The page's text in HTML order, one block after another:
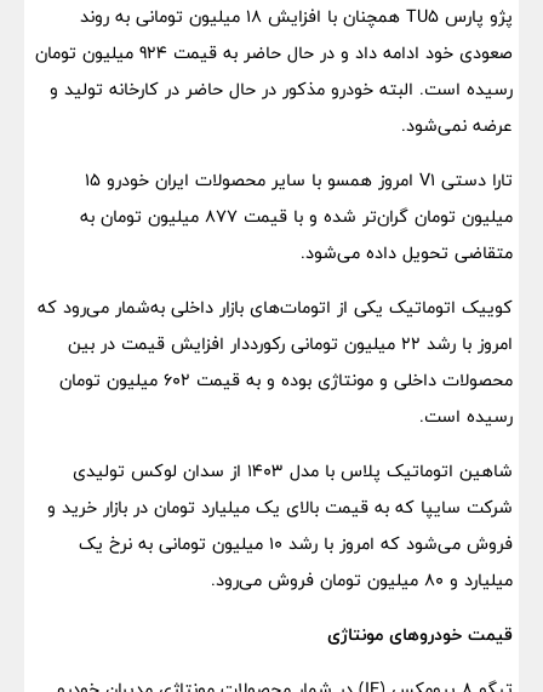
پژو پارس TU5 همچنان با افزایش 18 میلیون تومانی به روند
صعودی خود ادامه داد و در حال حاضر به قیمت 924 میلیون تومان
رسیده است. البته خودرو مذکور در حال حاضر در کارخانه تولید و
عرضه نمی‌شود.
تارا دستی V1 امروز همسو با سایر محصولات ایران خودرو 15
میلیون تومان گران‌تر شده و با قیمت 877 میلیون تومان به
متقاضی تحویل داده می‌شود.
کوییک اتوماتیک یکی از اتومات‎‌های بازار داخلی به‌شمار می‌رود که
امروز با رشد 22 میلیون تومانی رکورددار افزایش قیمت در بین
محصولات داخلی و مونتاژی بوده و به قیمت 602 میلیون تومان
رسیده است.
شاهین اتوماتیک پلاس با مدل 1403 از سدان لوکس تولیدی
شرکت سایپا که به قیمت بالای یک میلیارد تومان در بازار خرید و
فروش می‌شود که امروز با رشد 10 میلیون تومانی به نرخ یک
میلیارد و 80 میلیون تومان فروش می‌رود.
قیمت خودرو‌های مونتاژی